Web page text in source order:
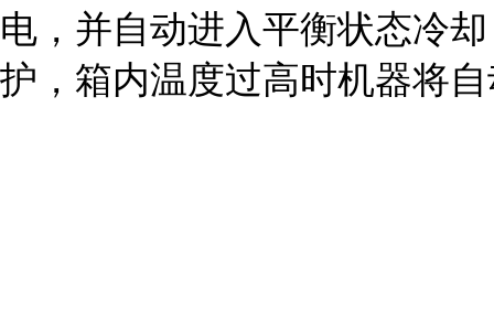
电，并自动进入平衡状态冷
护，箱内温度过高时机器将